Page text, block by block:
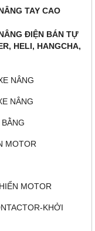
TAY CAO
ĐIỆN BÁN TỰ
HELI, HANGCHA,
NÂNG
NÂNG
MOTOR
MOTOR
KHỞI